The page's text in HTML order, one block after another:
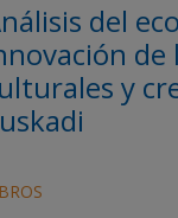
del
y